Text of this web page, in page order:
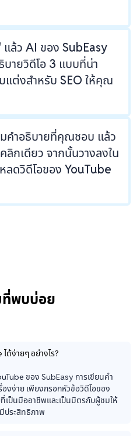
แล้ว AI ของ SubEasy
บายวิดีโอ 3 แบบที่น่า
แต่งสำหรับ SEO ให้คุณ
มคำอธิบายที่คุณชอบ แล้ว
กเดียว จากนั้นวางลงใน
ลดวิดีโอของ YouTube
ที่พบบ่อย
ด้ง่ายๆ อย่างไร?
ของ SubEasy การเขียนคำ
องง่าย เพียงกรอกหัวข้อวิดีโอของ
เป็นมืออาชีพและเป็นมิตรกับผู้ชมให้
ประสิทธิภาพ